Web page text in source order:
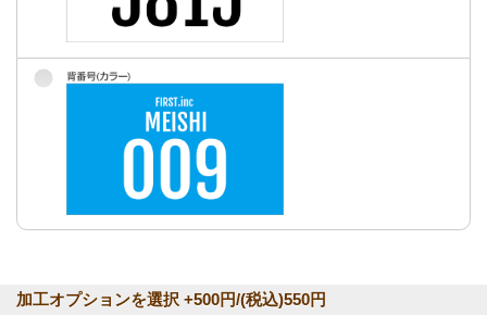
加工オプションを選択 +500円/(税込)550円